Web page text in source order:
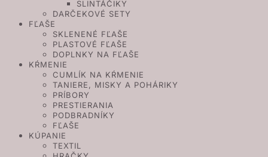
SLINTÁČIKY
DARČEKOVÉ SETY
FĽAŠE
SKLENENÉ FĽAŠE
PLASTOVÉ FĽAŠE
DOPLNKY NA FĽAŠE
KŔMENIE
CUMLÍK NA KŔMENIE
TANIERE, MISKY A POHÁRIKY
PRÍBORY
PRESTIERANIA
PODBRADNÍKY
FĽAŠE
KÚPANIE
TEXTIL